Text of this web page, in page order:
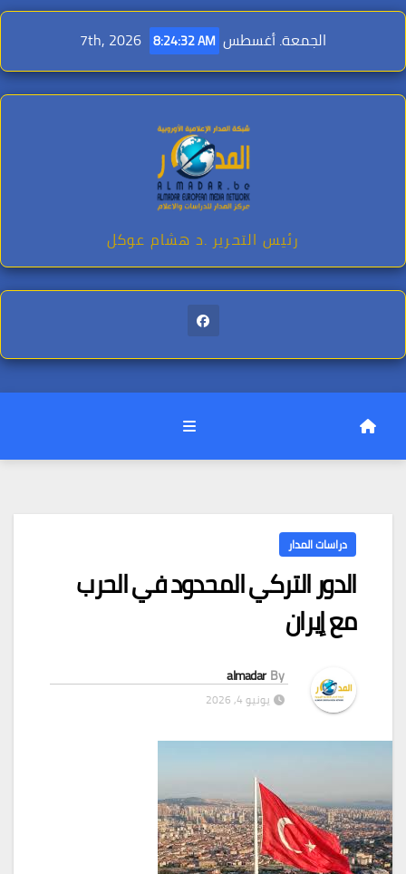
Skip
content
الجمعة. أغسطس 7th, 2026 8:24:33 AM
رئيس التحرير .د هشام عوكل
دراسات المدار
الدور التركي المحدود في الحرب
مع إيران
By
almadar
يونيو 4, 2026